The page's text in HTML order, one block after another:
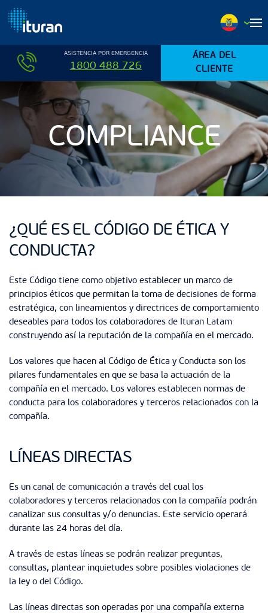
Ir al contenido principal
ASISTENCIA POR EMERGENCIA
1800 488 726
ÁREA DEL
CLIENTE
COMPLIANCE
¿QUÉ ES EL CÓDIGO DE ÉTICA Y
CONDUCTA?
Este Código tiene como objetivo establecer un marco de
principios éticos que permitan la toma de decisiones de forma
estratégica, con lineamientos y directrices de comportamiento
deseables para todos los colaboradores de Ituran Latam
construyendo así la reputación de la compañía en el mercado.
Los valores que hacen al Código de Ética y Conducta son los
pilares fundamentales en que se basa la actuación de la
compañía en el mercado. Los valores establecen normas de
conducta para los colaboradores y terceros relacionados con la
compañía.
LÍNEAS DIRECTAS
Es un canal de comunicación a través del cual los
colaboradores y terceros relacionados con la compañía podrán
canalizar sus consultas y/o denuncias. Este servicio operará
durante las 24 horas del día.
A través de estas líneas se podrán realizar preguntas,
consultas, plantear inquietudes sobre posibles violaciones de
la ley o del Código.
Las líneas directas son operadas por una compañía externa